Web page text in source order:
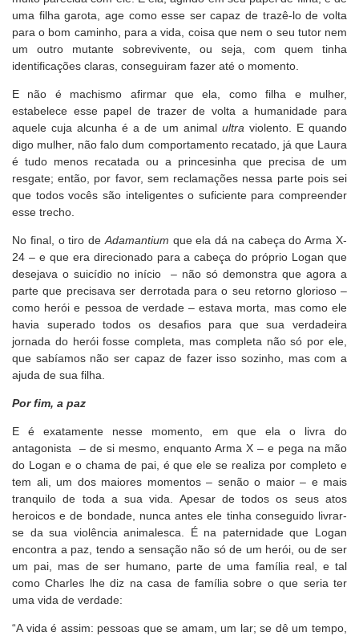
uma filha garota, age como esse ser capaz de trazê-lo de volta
para o bom caminho, para a vida, coisa que nem o seu tutor nem
um outro mutante sobrevivente, ou seja, com quem tinha
identificações claras, conseguiram fazer até o momento.
E não é machismo afirmar que ela, como filha e mulher,
estabelece esse papel de trazer de volta a humanidade para
aquele cuja alcunha é a de um animal ultra violento. E quando
digo mulher, não falo dum comportamento recatado, já que Laura
é tudo menos recatada ou a princesinha que precisa de um
resgate; então, por favor, sem reclamações nessa parte pois sei
que todos vocês são inteligentes o suficiente para compreender
esse trecho.
No final, o tiro de Adamantium que ela dá na cabeça do Arma X-
24 – e que era direcionado para a cabeça do próprio Logan que
desejava o suicídio no início – não só demonstra que agora a
parte que precisava ser derrotada para o seu retorno glorioso –
como herói e pessoa de verdade – estava morta, mas como ele
havia superado todos os desafios para que sua verdadeira
jornada do herói fosse completa, mas completa não só por ele,
que sabíamos não ser capaz de fazer isso sozinho, mas com a
ajuda de sua filha.
Por fim, a paz
E é exatamente nesse momento, em que ela o livra do
antagonista – de si mesmo, enquanto Arma X – e pega na mão
do Logan e o chama de pai, é que ele se realiza por completo e
tem ali, um dos maiores momentos – senão o maior – e mais
tranquilo de toda a sua vida. Apesar de todos os seus atos
heroicos e de bondade, nunca antes ele tinha conseguido livrar-
se da sua violência animalesca. É na paternidade que Logan
encontra a paz, tendo a sensação não só de um herói, ou de ser
um pai, mas de ser humano, parte de uma família real, e tal
como Charles lhe diz na casa de família sobre o que seria ter
uma vida de verdade:
“A vida é assim: pessoas que se amam, um lar; se dê um tempo,